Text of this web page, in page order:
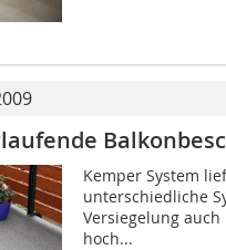
Kemper System
unterschiedliche
Versiegelung
hoch...